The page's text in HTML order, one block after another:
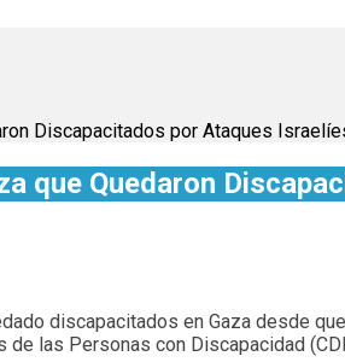
Discapacitados por Ataques
que Quedaron
discapacitados en Gaza desde
las Personas con Discapacidad